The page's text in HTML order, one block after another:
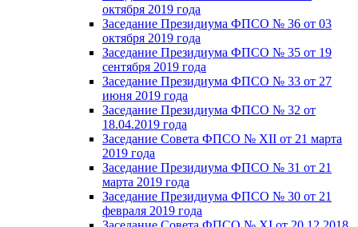
октября 2019 года
Заседание Президиума ФПСО № 36 от 03
октября 2019 года
Заседание Президиума ФПСО № 35 от 19
сентября 2019 года
Заседание Президиума ФПСО № 33 от 27
июня 2019 года
Заседание Президиума ФПСО № 32 от
18.04.2019 года
Заседание Совета ФПСО № XII от 21 марта
2019 года
Заседание Президиума ФПСО № 31 от 21
марта 2019 года
Заседание Президиума ФПСО № 30 от 21
февраля 2019 года